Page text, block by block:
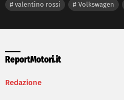
valentino rossi
Volkswagen
ReportMotori.it
Redazione